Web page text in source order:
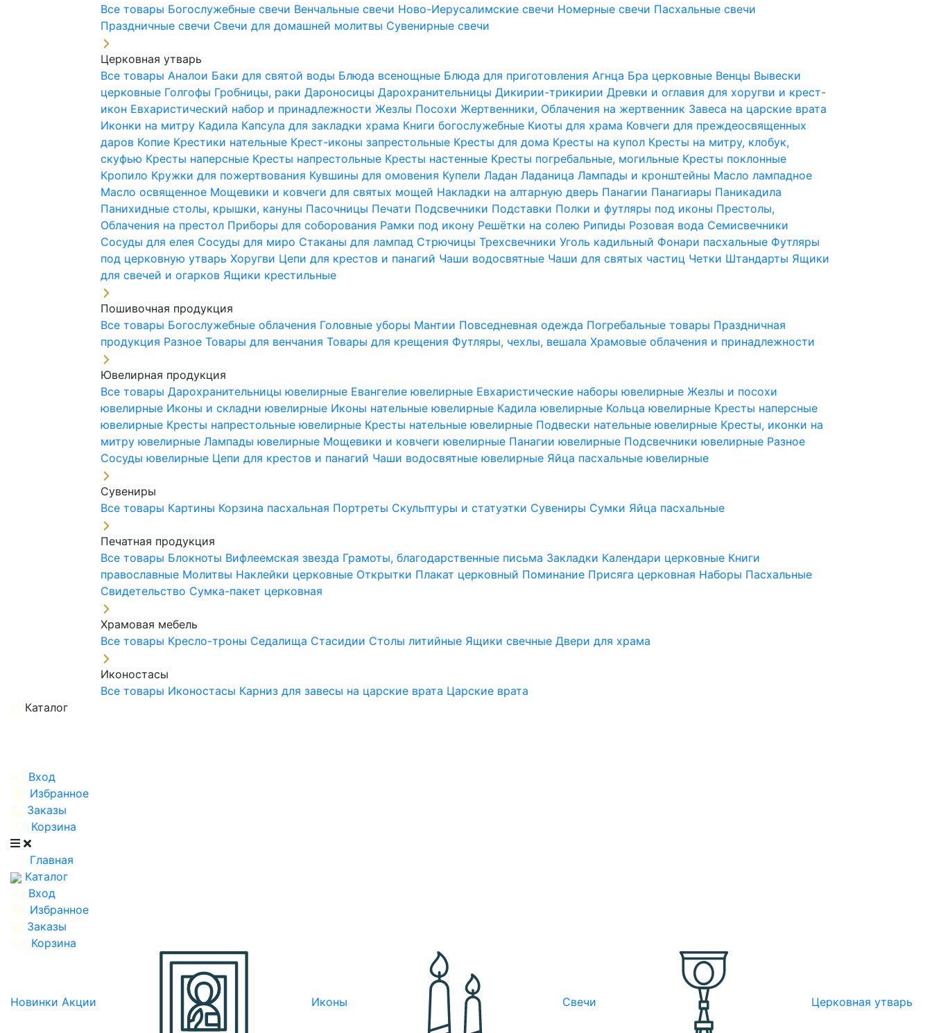
Все товары Богослужебные свечи Венчальные свечи Ново-Иерусалимские свечи Номерные свечи Пасхальные свечи
Праздничные свечи Свечи для домашней молитвы Сувенирные свечи
Церковная утварь
Все товарыАналои Баки для святой воды Блюда всенощные Блюда для приготовления Агнца Бра церковные Венцы Вывески
церковные Голгофы Гробницы, ракиДароносицыДарохранительницыДикирии-трикирииДревки и оглавия для хоругви и крест-
икон Евхаристический набор и принадлежностиЖезлы ПосохиЖертвенники, Облачения на жертвенник Завеса на царские врата
Иконки на митру Кадила Капсула для закладки храма Книги богослужебные Киоты для храма Ковчеги для преждеосвященных
даров Копие Крестики нательные Крест-иконы запрестольные Кресты для дома Кресты на купол Кресты на митру, клобук,
скуфью Кресты наперсные Кресты напрестольные Кресты настенные Кресты погребальные, могильные Кресты поклонные
Кропило Кружки для пожертвования Кувшины для омовения КупелиЛаданЛаданицаЛампады и кронштейны Масло лампадное
Масло освященное Мощевики и ковчеги для святых мощей Накладки на алтарную дверь Панагии Панагиары Паникадила
Панихидные столы, крышки, кануны Пасочницы Печати Подсвечники Подставки Полки и футляры под иконы Престолы,
Облачения на престол Приборы для соборования Рамки под икону Решётки на солею Рипиды Розовая вода Семисвечники
Сосуды для елея Сосуды для миро Стаканы для лампад СтрючицыТрехсвечникиУголь кадильный Фонари пасхальные Футляры
под церковную утварьХоругви Цепи для крестов и панагий Чаши водосвятные Чаши для святых частиц Четки Штандарты Ящики
для свечей и огарков Ящики крестильные
Пошивочная продукция
Все товары Богослужебные облачения Головные уборы Мантии Повседневная одежда Погребальные товары Праздничная
продукция РазноеТовары для венчанияТовары для крещения Футляры, чехлы, вешалаХрамовые облачения и принадлежности
Ювелирная продукция
Все товарыДарохранительницы ювелирные Евангелие ювелирные Евхаристические наборы ювелирныеЖезлы и посохи
ювелирные Иконы и складни ювелирные Иконы нательные ювелирные Кадила ювелирные Кольца ювелирные Кресты наперсные
ювелирные Кресты напрестольные ювелирные Кресты нательные ювелирные Подвески нательные ювелирные Кресты, иконки на
митру ювелирныеЛампады ювелирные Мощевики и ковчеги ювелирные Панагии ювелирные Подсвечники ювелирные Разное
Сосуды ювелирные Цепи для крестов и панагий Чаши водосвятные ювелирные Яйца пасхальные ювелирные
Сувениры
Все товары Картины Корзина пасхальная Портреты Скульптуры и статуэтки Сувениры Сумки Яйца пасхальные
Печатная продукция
Все товары Блокноты Вифлеемская звезда Грамоты, благодарственные письма Закладки Календари церковные Книги
православные Молитвы Наклейки церковные Открытки Плакат церковный Поминание Присяга церковная Наборы Пасхальные
Свидетельство Сумка-пакет церковная
Храмовая мебель
Все товары Кресло-троны Седалища Стасидии Столы литийные Ящики свечныеДвери для храма
Иконостасы
Все товары Иконостасы Карниз для завесы на царские врата Царские врата
Каталог
Вход
Избранное
Заказы
Корзина
Главная
Каталог
Вход
Избранное
Заказы
Корзина
Новинки Акции Иконы Свечи Церковная утварь